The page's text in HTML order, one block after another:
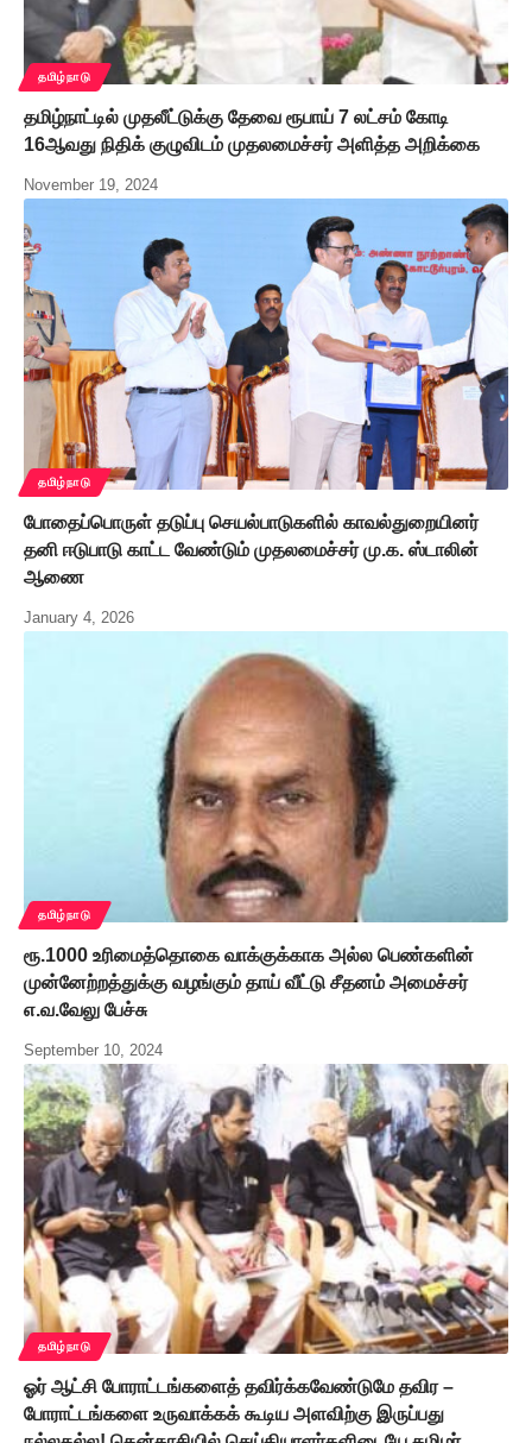
தமிழ்நாடு
தமிழ்நாட்டில் முதலீட்டுக்கு தேவை ரூபாய் 7 லட்சம் கோடி
16ஆவது நிதிக் குழுவிடம் முதலமைச்சர் அளித்த அறிக்கை
November 19, 2024
தமிழ்நாடு
போதைப்பொருள் தடுப்பு செயல்பாடுகளில் காவல்துறையினர்
தனி ஈடுபாடு காட்ட வேண்டும் முதலமைச்சர் மு.க. ஸ்டாலின்
ஆணை
January 4, 2026
தமிழ்நாடு
ரூ.1000 உரிமைத்தொகை வாக்குக்காக அல்ல பெண்களின்
முன்னேற்றத்துக்கு வழங்கும் தாய் வீட்டு சீதனம் அமைச்சர்
எ.வ.வேலு பேச்சு
September 10, 2024
தமிழ்நாடு
ஓர் ஆட்சி போராட்டங்களைத் தவிர்க்கவேண்டுமே தவிர –
போராட்டங்களை உருவாக்கக் கூடிய அளவிற்கு இருப்பது